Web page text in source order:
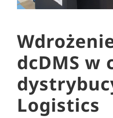
dcDMS w
Logistics